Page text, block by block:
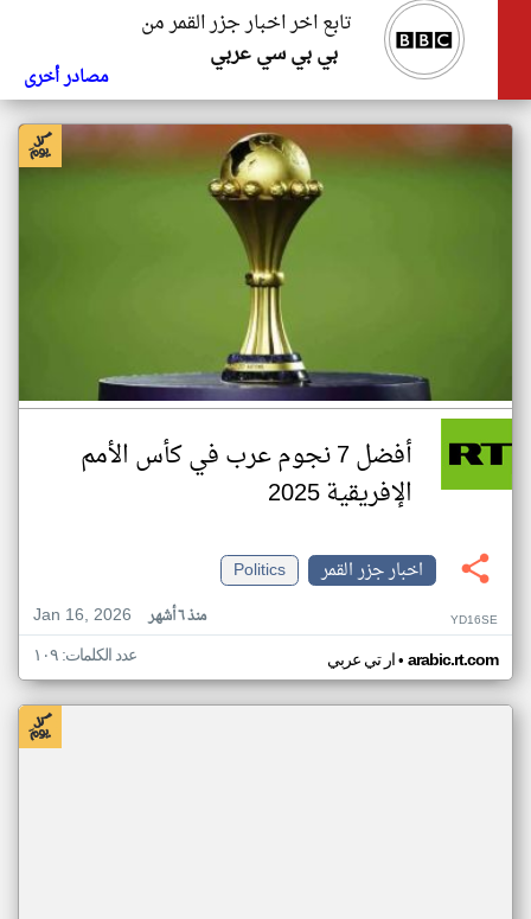
تابع اخر اخبار جزر القمر من
بي بي سي عربي
مصادر أخرى
أفضل 7 نجوم عرب في كأس الأمم
الإفريقية 2025
اخبار جزر القمر
Politics
Jan 16, 2026
منذ ٦ أشهر YD16SE
ار تي عربي• arabic.rt.com عدد الكلمات: ١٠٩